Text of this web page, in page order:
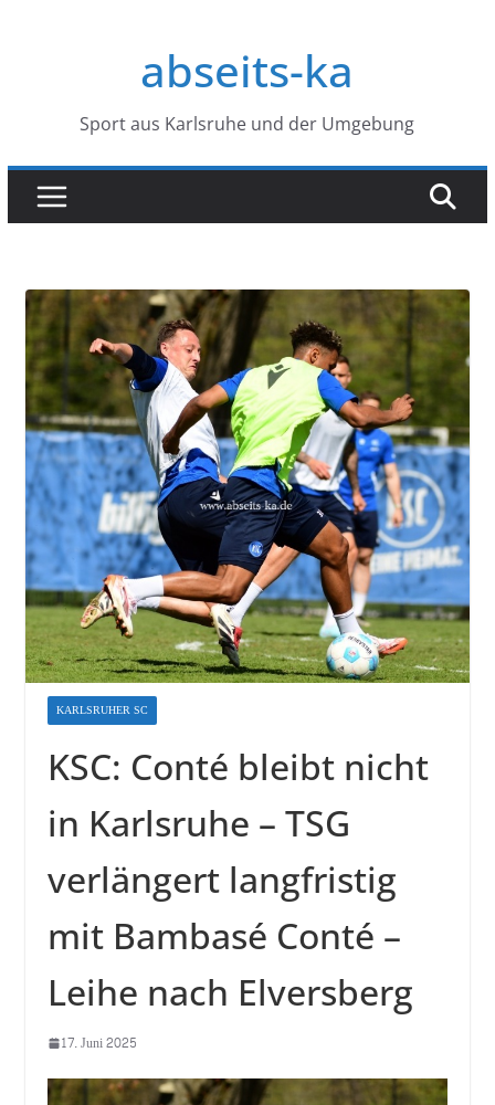
abseits-ka
Sport aus Karlsruhe und der Umgebung
KARLSRUHER SC
KSC: Conté bleibt nicht
in Karlsruhe – TSG
verlängert langfristig
mit Bambasé Conté –
Leihe nach Elversberg
17. Juni 2025